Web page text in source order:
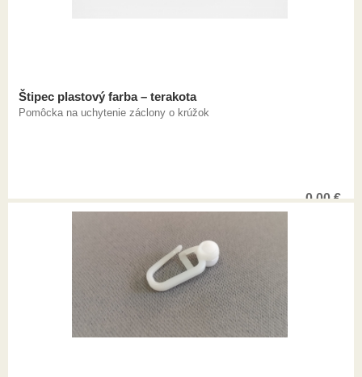
Štipec plastový farba – terakota
Pomôcka na uchytenie záclony o krúžok
0,00€